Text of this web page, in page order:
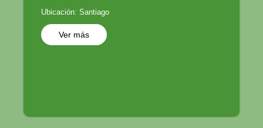
Ubicación: Santiago
Ver más